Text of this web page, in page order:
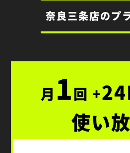
奈良三条店のプ
月 1回 +
使い